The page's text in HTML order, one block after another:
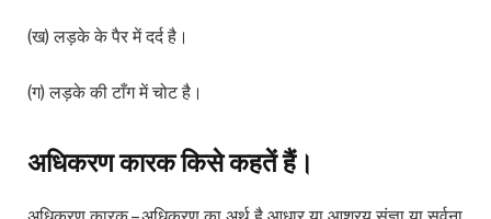
(ख) लड़के के पैर में दर्द है।
(ग) लड़के की टाँग में चोट है।
अधिकरण कारक किसे कहतें हैं।